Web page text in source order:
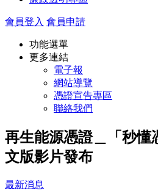
會員登入 會員申請
功能選單
更多連結
電子報
網站導覽
憑證宣告專區
聯絡我們
再生能源憑證＿「秒懂
文版影片發布
最新消息